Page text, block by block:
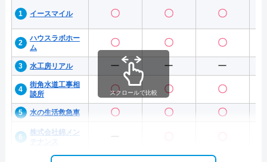
イースマイル 〇 〇 〇
ハウスラボホー
ム
〇 〇 〇
水工房リアル ー ー ー
街角水道工事相
談所
〇 〇 〇
水の生活救急車 〇 〇 〇
株式会社錦メン
スクロールで比較